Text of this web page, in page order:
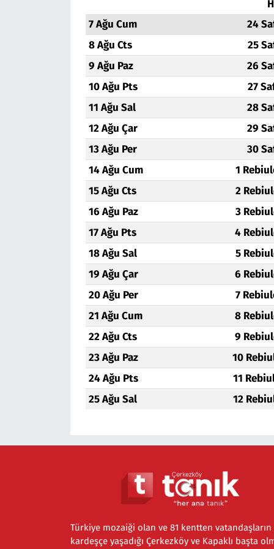
7 Ağu Cum
24
8 Ağu Cts
25
9 Ağu Paz
26
10 Ağu Pts
27
11 Ağu Sal
28
12 Ağu Çar
29
13 Ağu Per
30
14 Ağu Cum
1
15 Ağu Cts
2
16 Ağu Paz
3
17 Ağu Pts
4
18 Ağu Sal
5
19 Ağu Çar
6
20 Ağu Per
7
21 Ağu Cum
8
22 Ağu Cts
9
23 Ağu Paz
10
24 Ağu Pts
11
25 Ağu Sal
12
Türkiye mozaiği olan ve 81 kentten vatandaşların
kardeşçe yaşadığı Çerkezköy ve Kapaklı başta
Süleymanpaşa